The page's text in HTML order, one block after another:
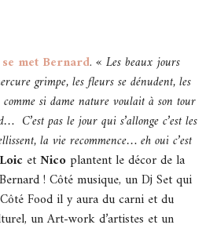
met Bernard. « Les beaux jours
grimpe, les fleurs se dénudent, les
si dame nature voulait à son tour
C’est pas le jour qui s’allonge c’est les
la vie recommence… eh oui c’est
Loic etNicoplantent le décor de la
! Côté musique, un Dj Set qui
Food il y aura du carni et du
unArt-work d’artistes et un